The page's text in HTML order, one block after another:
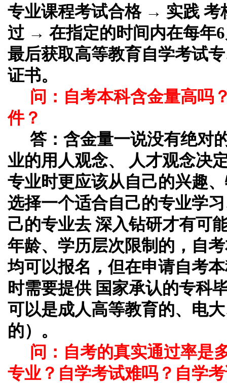
专业课程考试合格 → 实践
过 → 在指定的时间内在每年
最后获取高等教育自学考试
证书。
问：自考本科含金量高吗
件？
答： 含金量一说没有绝对
业的用人观念、 人才观念决
专业时更应该从自己的兴趣
选择一个适合自己的专业学
己的专业去 深入钻研才有可
年龄、学历层次限制的，自
均可以报名，但在申请自考
时需要提供 国家承认的专科
可以是成人高等教育的、电
的）。
问：自考的真实通过率是
专业？自学考试难吗？自学